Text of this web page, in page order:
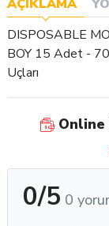
AÇIKLAMA
DISPOSABLE
BOY 15 Adet -
Uçları
Online
0/5 0